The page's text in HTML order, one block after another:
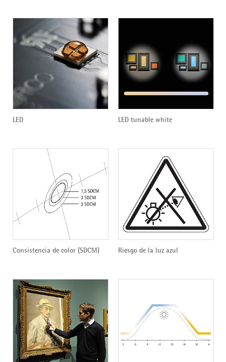
LED LED tunable white
Consistencia de color (SDCM) Riesgo de la luz azul